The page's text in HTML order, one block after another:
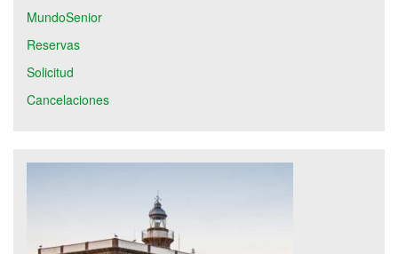
MundoSenior
Reservas
Solicitud
Cancelaciones